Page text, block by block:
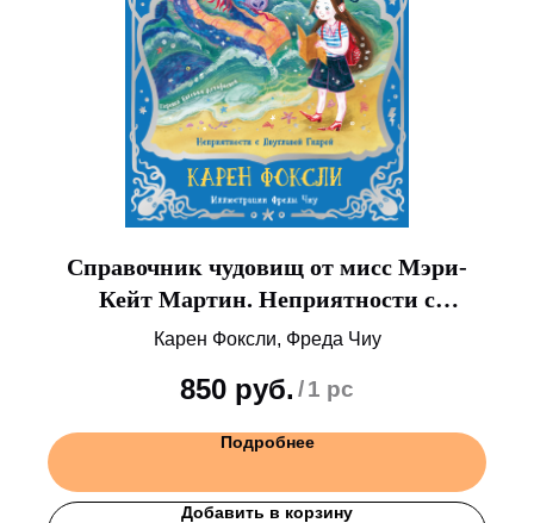
Справочник чудовищ от мисс Мэри-
Кейт Мартин. Неприятности с
двуглавой гидрой
Карен Фоксли, Фреда Чиу
850 руб. /1 pc
Подробнее
Добавить в корзину